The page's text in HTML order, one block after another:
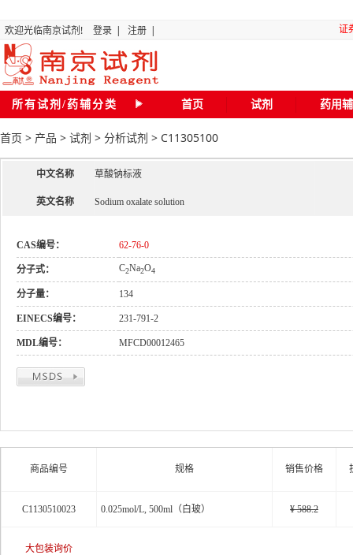
南京试剂
欢迎光临南京试剂! 登录 | 注册 | 证
所有试剂/药辅分类 首页 试剂 药用
首页 > 产品 > 试剂 > 分析试剂 > C11305100
中文名称 草酸钠标液
英文名称 Sodium oxalate solution
CAS编号： 62-76-0
分子式： C2Na2O4
分子量： 134
EINECS编号： 231-791-2
MDL编号： MFCD00012465
商品编号 规格 销售价格
C1130510023 0.025mol/L, 500ml（白玻） ¥ 588.2
大包装询价